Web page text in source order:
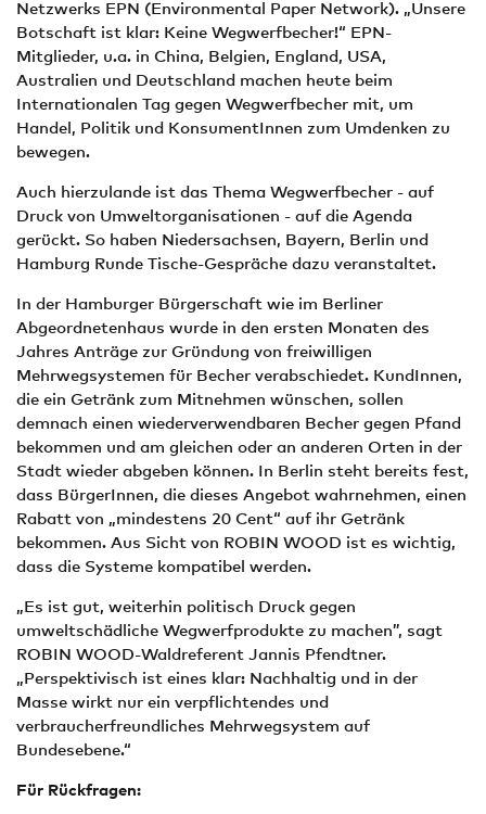
Netzwerks EPN (Environmental Paper Network). „Unsere
Botschaft ist klar: Keine Wegwerfbecher!“ EPN-
Mitglieder, u.a. in China, Belgien, England, USA,
Australien und Deutschland machen heute beim
Internationalen Tag gegen Wegwerfbecher mit, um
Handel, Politik und KonsumentInnen zum Umdenken zu
bewegen.
Auch hierzulande ist das Thema Wegwerfbecher - auf
Druck von Umweltorganisationen - auf die Agenda
gerückt. So haben Niedersachsen, Bayern, Berlin und
Hamburg Runde Tische-Gespräche dazu veranstaltet.
In der Hamburger Bürgerschaft wie im Berliner
Abgeordnetenhaus wurde in den ersten Monaten des
Jahres Anträge zur Gründung von freiwilligen
Mehrwegsystemen für Becher verabschiedet. KundInnen,
die ein Getränk zum Mitnehmen wünschen, sollen
demnach einen wiederverwendbaren Becher gegen Pfand
bekommen und am gleichen oder an anderen Orten in der
Stadt wieder abgeben können. In Berlin steht bereits fest,
dass BürgerInnen, die dieses Angebot wahrnehmen, einen
Rabatt von „mindestens 20 Cent“ auf ihr Getränk
bekommen. Aus Sicht von ROBIN WOOD ist es wichtig,
dass die Systeme kompatibel werden.
„Es ist gut, weiterhin politisch Druck gegen
umweltschädliche Wegwerfprodukte zu machen”, sagt
ROBIN WOOD-Waldreferent Jannis Pfendtner.
„Perspektivisch ist eines klar: Nachhaltig und in der
Masse wirkt nur ein verpflichtendes und
verbraucherfreundliches Mehrwegsystem auf
Bundesebene.“
Für Rückfragen: